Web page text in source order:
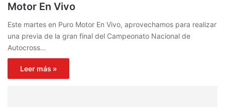
Motor En Vivo
Este martes en Puro Motor En Vivo, aprovechamos para realizar
una previa de la gran final del Campeonato Nacional de
Autocross…
Leer más »